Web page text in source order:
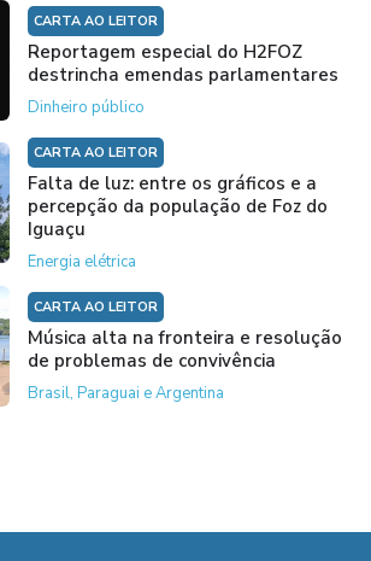
CARTA AO LEITOR
Reportagem especial do H2FOZ
destrincha emendas parlamentares
Dinheiro público
CARTA AO LEITOR
Falta de luz: entre os gráficos e a
percepção da população de Foz do
Iguaçu
Energia elétrica
CARTA AO LEITOR
Música alta na fronteira e resolução
de problemas de convivência
Brasil, Paraguai e Argentina